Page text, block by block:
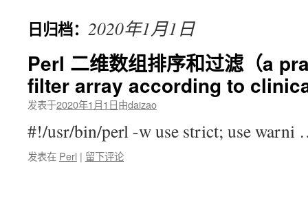
日归档： 2020年1月1日
Perl 二维数组排序和过滤（a
filter array according to
发表于2020年1月1日由daizao
#!/usr/bin/perl -w use strict; use
发表在 Perl | 留下评论